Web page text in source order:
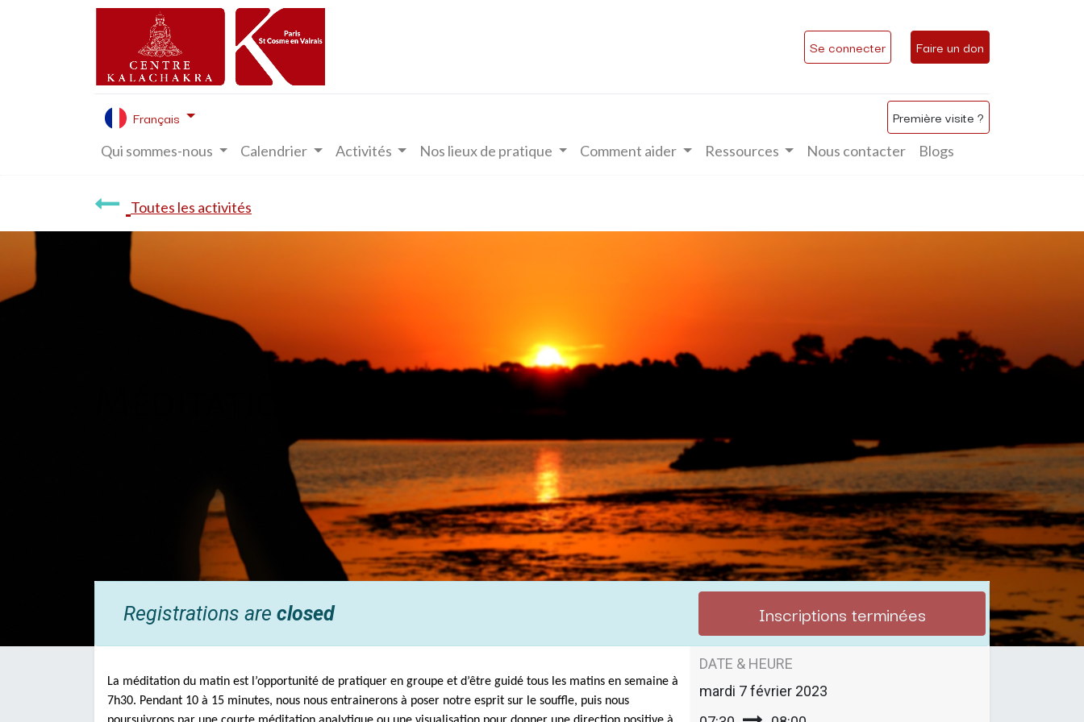
Se connecter Faire un don
Français Première visite ?
Qui sommes-nous Calendrier Activités Nos lieux de pratique Comment aider Ressources Nous contacter Blogs
Toutes les activités
Registrations are closed Inscriptions terminées
La méditation du matin est l’opportunité de pratiquer en groupe et d’être guidé tous les matins en semaine à
7h30. Pendant 10 à 15 minutes, nous nous entrainerons à poser notre esprit sur le souffle, puis nous
DATE & HEURE
mardi 7 février 2023